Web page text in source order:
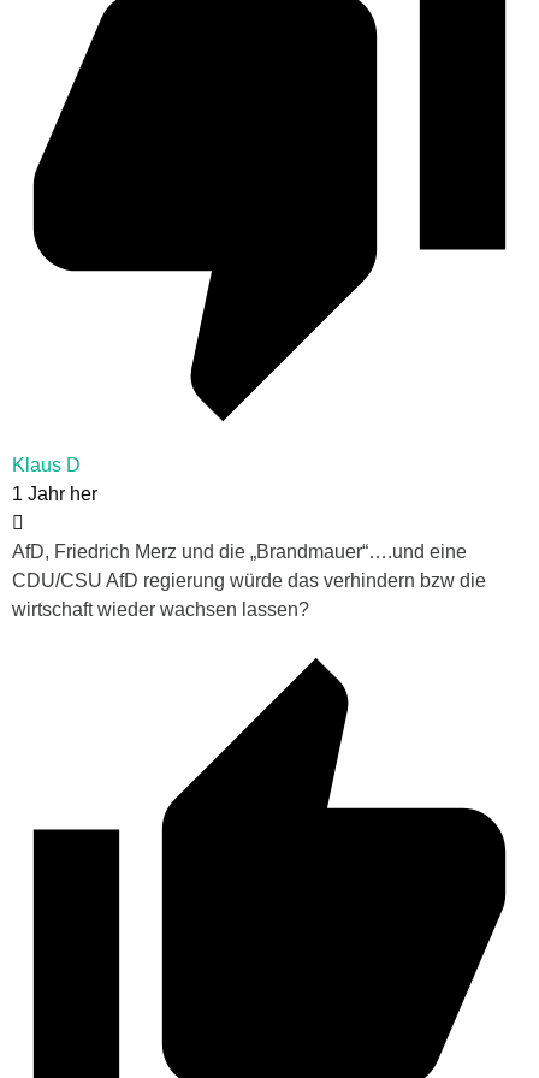
Klaus D
1 Jahr her
AfD, Friedrich Merz und die „Brandmauer“….und eine
CDU/CSU AfD regierung würde das verhindern bzw die
wirtschaft wieder wachsen lassen?